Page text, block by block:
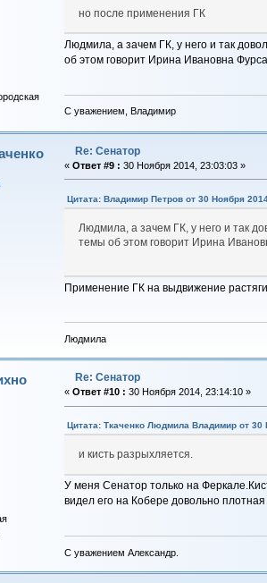
но после применения ГК
Людмила, а зачем ГК, у него и так
об этом говорит Ирина Ивановна
С уважением, Владимир
Re: Сенатор
« Ответ #9 : 30 Ноября 2014, 23:03:03 »
Цитата: Владимир Петров от 30 Ноября
Людмила, а зачем ГК, у него и так
темы об этом говорит Ирина
Применение ГК на выдвижение
Людмила
Re: Сенатор
« Ответ #10 : 30 Ноября 2014, 23:14:10 »
Цитата: Ткаченко Людмила Владимир от 30
и кисть разрыхляется.
У меня Сенатор только на
видел его на Кобере довольно
С уважением Александр.